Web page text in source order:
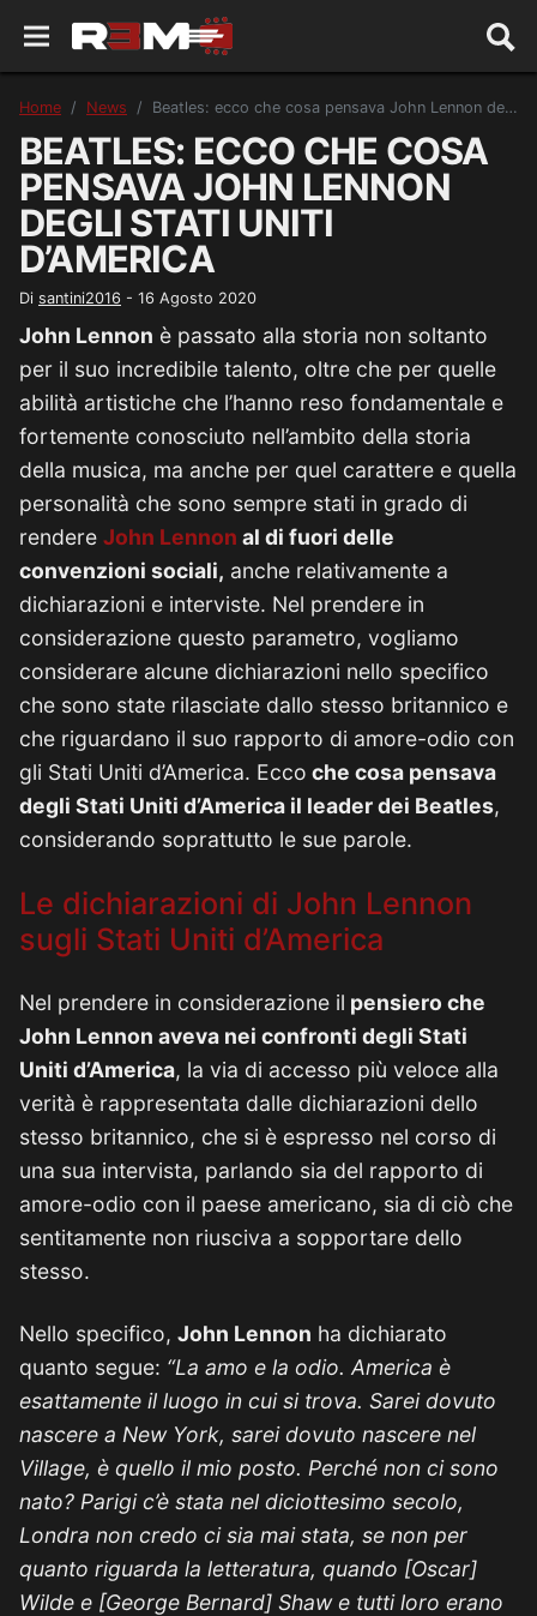
Home News Beatles: ecco che cosa pensava John Lennon degli Stati Uniti d’America
BEATLES: ECCO CHE COSA
PENSAVA JOHN LENNON
DEGLI STATI UNITI
D’AMERICA
Di santini2016 - 16 Agosto 2020
John Lennon è passato alla storia non soltanto
per il suo incredibile talento, oltre che per quelle
abilità artistiche che l’hanno reso fondamentale e
fortemente conosciuto nell’ambito della storia
della musica, ma anche per quel carattere e quella
personalità che sono sempre stati in grado di
rendere John Lennon al di fuori delle
convenzioni sociali, anche relativamente a
dichiarazioni e interviste. Nel prendere in
considerazione questo parametro, vogliamo
considerare alcune dichiarazioni nello specifico
che sono state rilasciate dallo stesso britannico e
che riguardano il suo rapporto di amore-odio con
gli Stati Uniti d’America. Ecco che cosa pensava
degli Stati Uniti d’America il leader dei Beatles,
considerando soprattutto le sue parole.
Le dichiarazioni di John Lennon
sugli Stati Uniti d’America
Nel prendere in considerazione il pensiero che
John Lennon aveva nei confronti degli Stati
Uniti d’America, la via di accesso più veloce alla
verità è rappresentata dalle dichiarazioni dello
stesso britannico, che si è espresso nel corso di
una sua intervista, parlando sia del rapporto di
amore-odio con il paese americano, sia di ciò che
sentitamente non riusciva a sopportare dello
stesso.
Nello specifico, John Lennon ha dichiarato
quanto segue: “La amo e la odio. America è
esattamente il luogo in cui si trova. Sarei dovuto
nascere a New York, sarei dovuto nascere nel
Village, è quello il mio posto. Perché non ci sono
nato? Parigi c’è stata nel diciottesimo secolo,
Londra non credo ci sia mai stata, se non per
quanto riguarda la letteratura, quando [Oscar]
Wilde e [George Bernard] Shaw e tutti loro erano